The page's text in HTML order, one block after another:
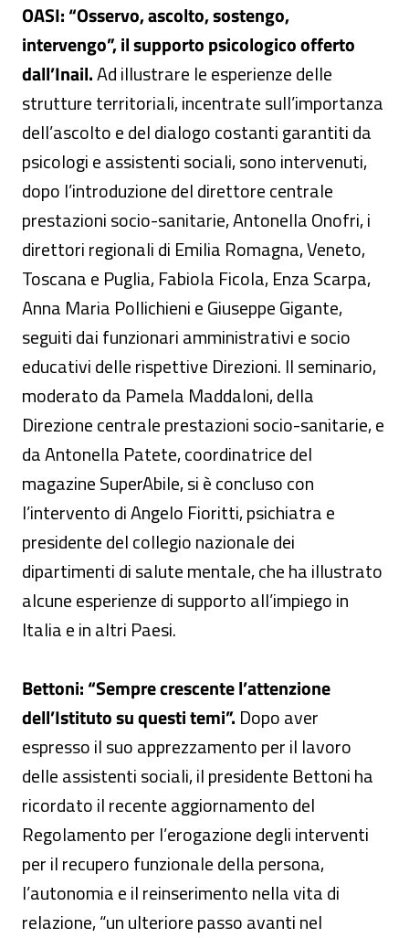
OASI: “Osservo, ascolto, sostengo,
intervengo”, il supporto psicologico offerto
dall’Inail.Ad illustrare le esperienze delle
strutture territoriali, incentrate sull’importanza
dell’ascolto e del dialogo costanti garantiti da
psicologi e assistenti sociali, sono intervenuti,
dopo l’introduzione del direttore centrale
prestazioni socio-sanitarie, Antonella Onofri, i
direttori regionali di Emilia Romagna, Veneto,
Toscana e Puglia, Fabiola Ficola, Enza Scarpa,
Anna Maria Pollichieni e Giuseppe Gigante,
seguiti dai funzionari amministrativi e socio
educativi delle rispettive Direzioni. Il seminario,
moderato da Pamela Maddaloni, della
Direzione centrale prestazioni socio-sanitarie, e
da Antonella Patete, coordinatrice del
magazine SuperAbile, si è concluso con
l’intervento di Angelo Fioritti, psichiatra e
presidente del collegio nazionale dei
dipartimenti di salute mentale, che ha illustrato
alcune esperienze di supporto all’impiego in
Italia e in altri Paesi.
Bettoni: “Sempre crescente l’attenzione
dell’Istituto su questi temi”. Dopo aver
espresso il suo apprezzamento per il lavoro
delle assistenti sociali, il presidente Bettoni ha
ricordato il recente aggiornamento del
Regolamento per l’erogazione degli interventi
per il recupero funzionale della persona,
l’autonomia e il reinserimento nella vita di
relazione, “un ulteriore passo avanti nel